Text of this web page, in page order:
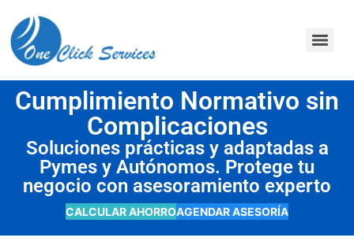
Cumplimiento Normativo sin
Complicaciones
Soluciones prácticas y adaptadas a
Pymes y Autónomos. Protege tu
negocio con asesoramiento experto
CALCULAR AHORROAGENDAR ASESORÍA